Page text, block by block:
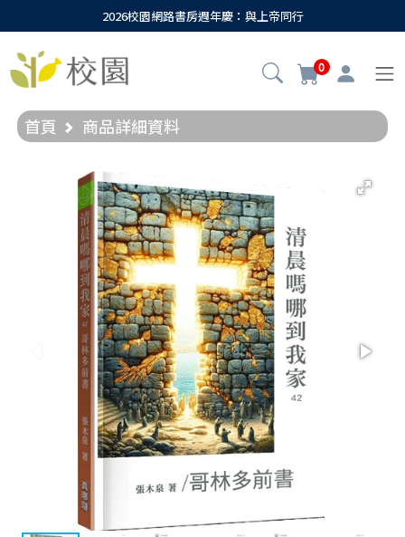
2026校園網路書房週年慶：與上帝同行
0
首頁 商品詳細資料